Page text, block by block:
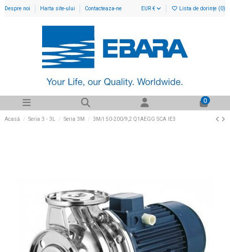
Despre noi Harta site-ului Contacteaza-ne EUR € Lista de dorințe (0)
0
Acasă Seria 3 - 3L Seria 3M 3M/I 50-200/9,2 Q1AEGG SCA IE3